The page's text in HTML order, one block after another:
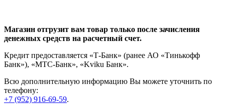
Магазин отгрузит вам товар только после зачисления
денежных средств на расчетный счет.
Кредит предоставляется «Т-Банк» (ранее АО «Тинькофф
Банк»), «МТС-Банк», «Kviku Банк».
Всю дополнительную информацию Вы можете уточнить по
телефону:
+7 (952) 916-69-59.